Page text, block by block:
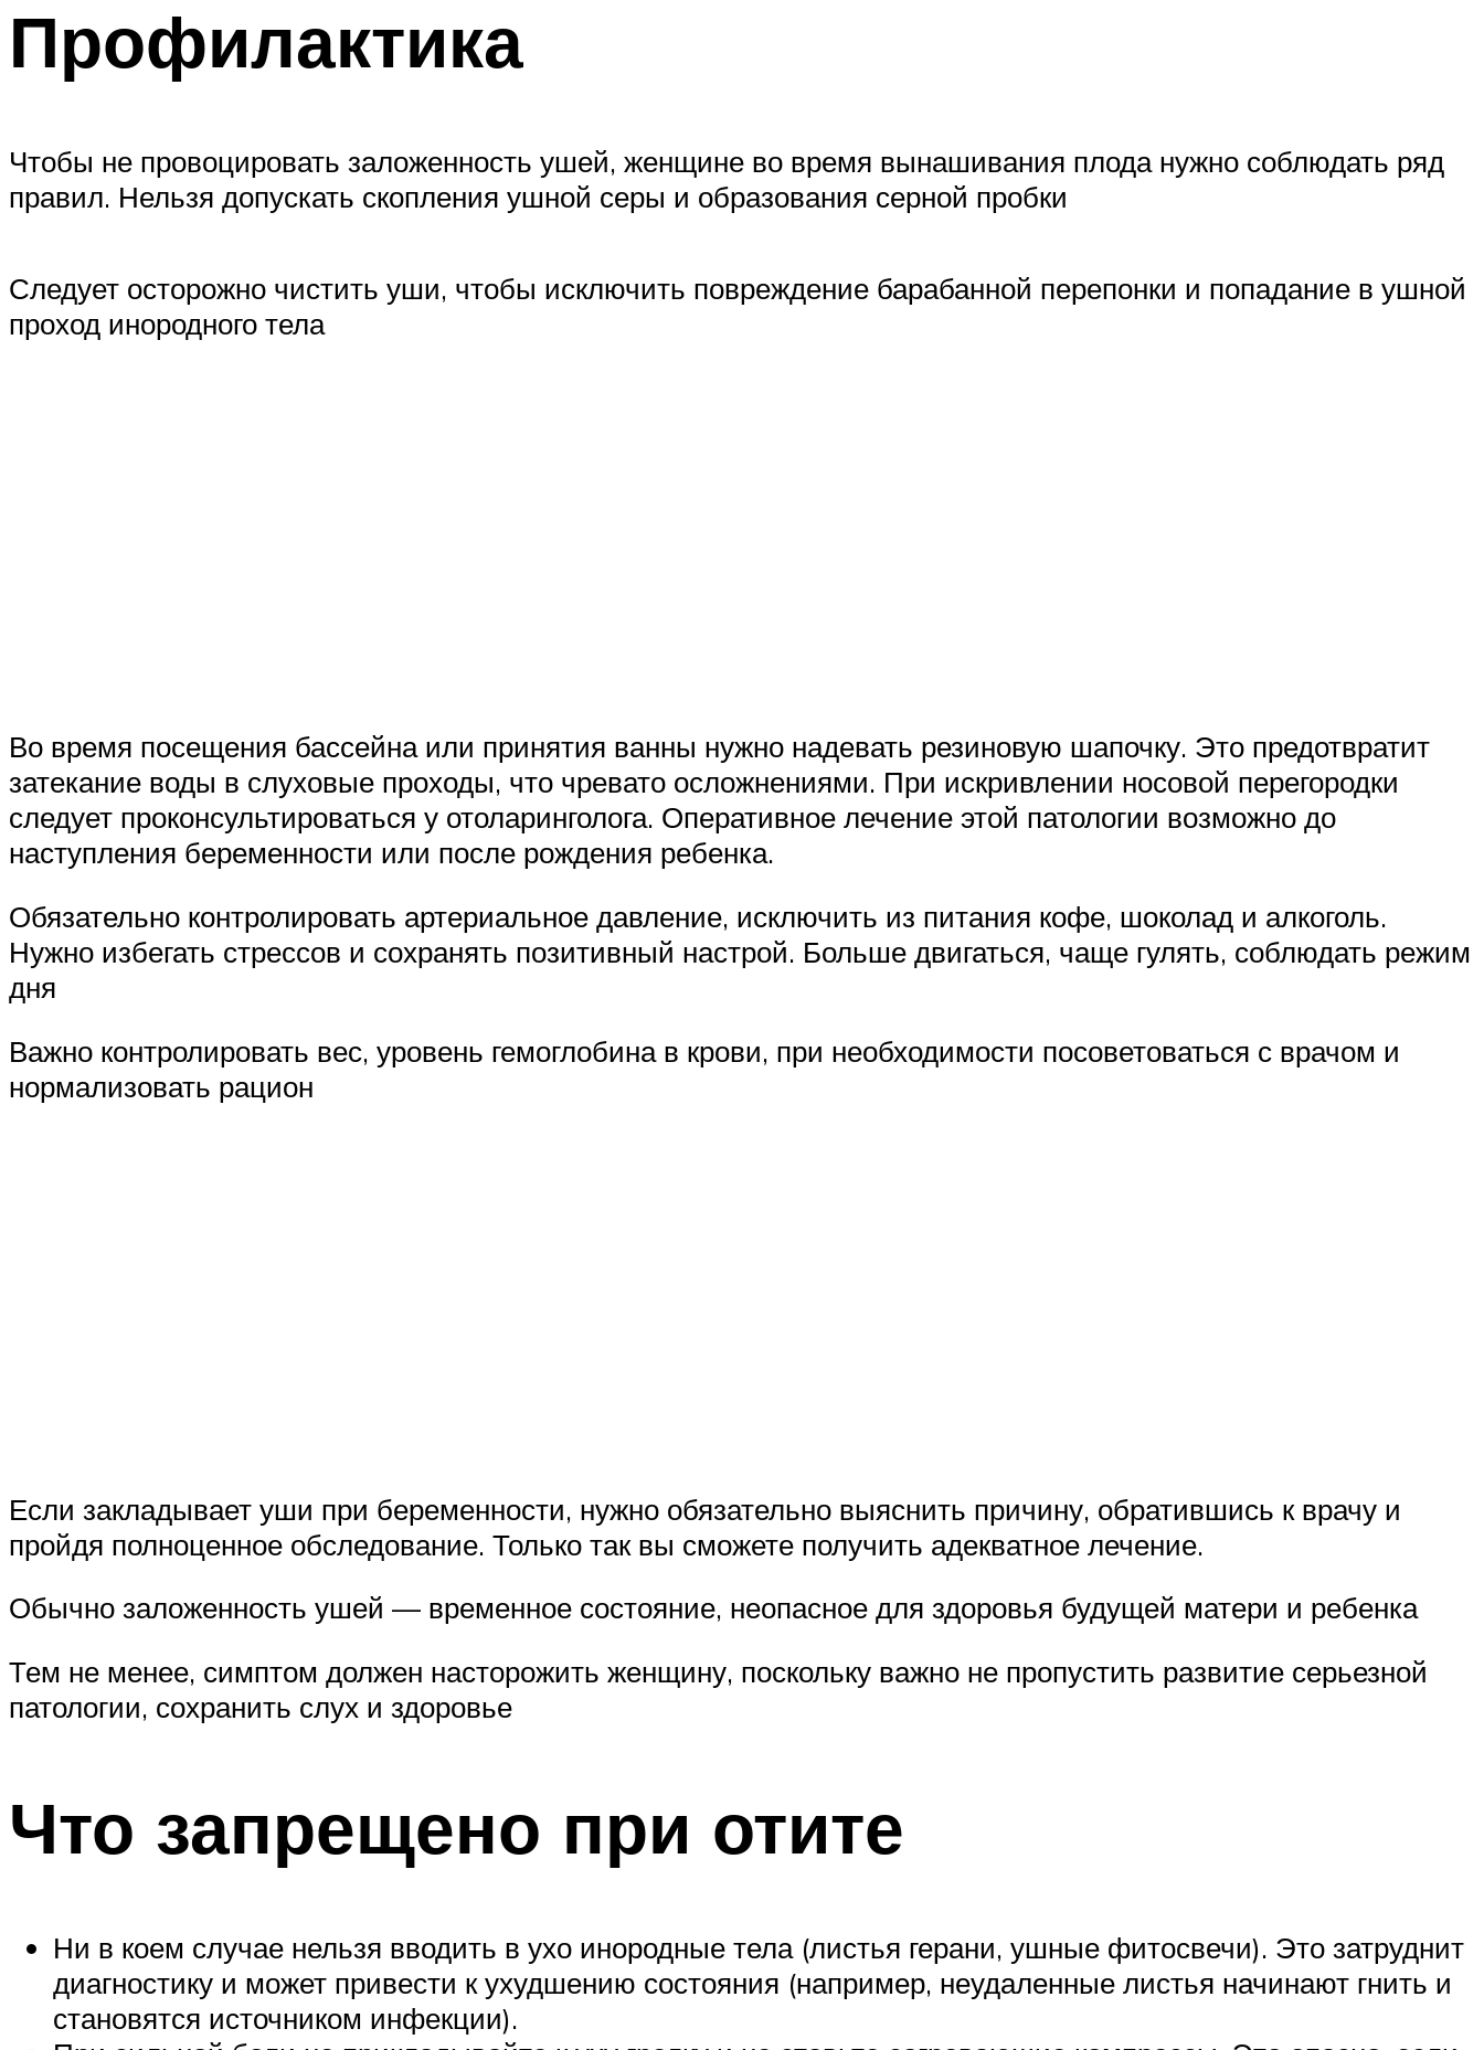
Профилактика
Чтобы не провоцировать заложенность ушей, женщине во время вынашивания плода нужно соблюдать ряд
правил. Нельзя допускать скопления ушной серы и образования серной пробки
Следует осторожно чистить уши, чтобы исключить повреждение барабанной перепонки и попадание в ушной
проход инородного тела
Во время посещения бассейна или принятия ванны нужно надевать резиновую шапочку. Это предотвратит
затекание воды в слуховые проходы, что чревато осложнениями. При искривлении носовой перегородки
следует проконсультироваться у отоларинголога. Оперативное лечение этой патологии возможно до
наступления беременности или после рождения ребенка.
Обязательно контролировать артериальное давление, исключить из питания кофе, шоколад и алкоголь.
Нужно избегать стрессов и сохранять позитивный настрой. Больше двигаться, чаще гулять, соблюдать режим
дня
Важно контролировать вес, уровень гемоглобина в крови, при необходимости посоветоваться с врачом и
нормализовать рацион
Если закладывает уши при беременности, нужно обязательно выяснить причину, обратившись к врачу и
пройдя полноценное обследование. Только так вы сможете получить адекватное лечение.
Обычно заложенность ушей — временное состояние, неопасное для здоровья будущей матери и ребенка
Тем не менее, симптом должен насторожить женщину, поскольку важно не пропустить развитие серьезной
патологии, сохранить слух и здоровье
Что запрещено при отите
Ни в коем случае нельзя вводить в ухо инородные тела (листья герани, ушные фитосвечи). Это затруднит
диагностику и может привести к ухудшению состояния (например, неудаленные листья начинают гнить и
становятся источником инфекции).